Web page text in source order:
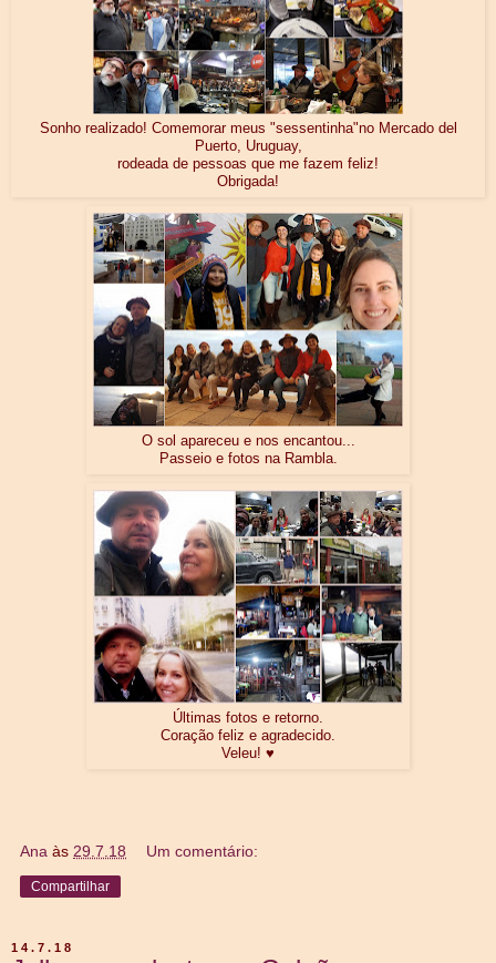
Sonho realizado! Comemorar meus "sessentinha"no Mercado del
Puerto, Uruguay,
rodeada de pessoas que me fazem feliz!
Obrigada!
O sol apareceu e nos encantou...
Passeio e fotos na Rambla.
Últimas fotos e retorno.
Coração feliz e agradecido.
Veleu! ♥
Ana às 29.7.18 Um comentário:
Compartilhar
14.7.18